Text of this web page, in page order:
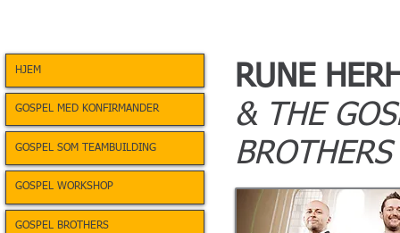
RUNE
& THE
BROTHERS
HJEM
GOSPEL MED KONFIRMANDER
GOSPEL SOM TEAMBUILDING
GOSPEL WORKSHOP
GOSPEL BROTHERS